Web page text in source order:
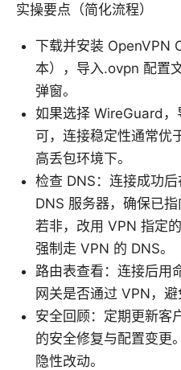
实操要点（简化流程）
下载并安装 OpenVPN
本），导入.ovpn 配置
弹窗。
如果选择 WireGuard，
可，连接稳定性通常优
高丢包环境下。
检查 DNS：连接成功
DNS 服务器，确保已指
若非，改用 VPN 指定
强制走 VPN 的 DNS。
路由表查看：连接后用
网关是否通过 VPN，避
安全回顾：定期更新客
的安全修复与配置变更
隐性改动。